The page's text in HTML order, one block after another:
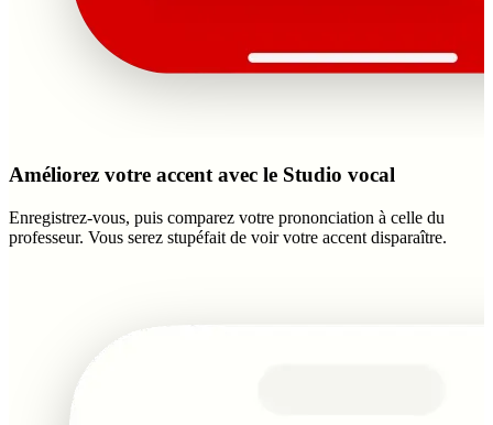
Améliorez votre accent avec le Studio vocal
Enregistrez-vous, puis comparez votre prononciation à celle du
professeur. Vous serez stupéfait de voir votre accent disparaître.